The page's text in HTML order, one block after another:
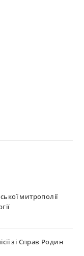
митрополії
зі Справ Родин